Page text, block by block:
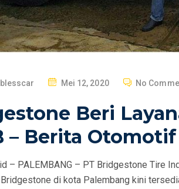
P
S
T
E
Mei 12, 2020 No
Beri
– Berita Otomotif
– PALEMBANG – PT Bridgestone Tire
di kota Palembang kini